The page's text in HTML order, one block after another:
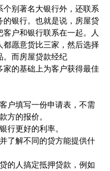
别著名大银行外，还联系
银行。也就是说，房屋贷
户和银行联系在一起。人
愿意货比三家，然后选择
。而房屋贷款经纪
家的基础上为客户获得最佳
户填写一份申请表，不需
方的报价。
行更好的利率。
了解不同的贷方能提供什
的人搞定抵押贷款，例如